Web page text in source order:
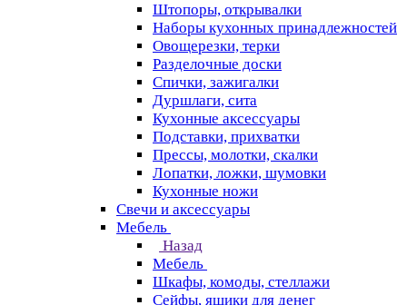
Штопоры, открывалки
Наборы кухонных принадлежностей
Овощерезки, терки
Разделочные доски
Спички, зажигалки
Дуршлаги, сита
Кухонные аксессуары
Подставки, прихватки
Прессы, молотки, скалки
Лопатки, ложки, шумовки
Кухонные ножи
Свечи и аксессуары
Мебель
Назад
Мебель
Шкафы, комоды, стеллажи
Сейфы, ящики для денег